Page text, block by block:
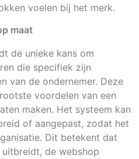
voelen bij het merk.
maat
de unieke kans om
die specifiek zijn
van de ondernemer. Deze
voordelen van een
maken. Het systeem kan
of aangepast, zodat het
Dit betekent dat
de webshop